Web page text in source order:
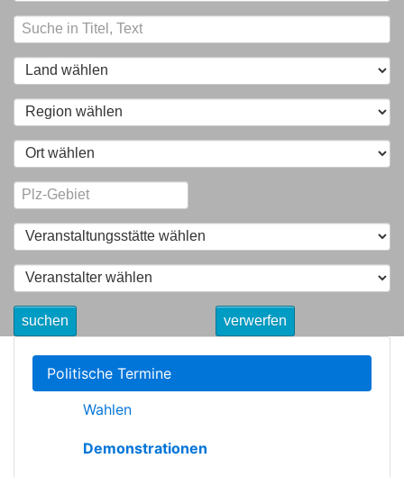
suchen verwerfen
Politische Termine
Wahlen
Demonstrationen